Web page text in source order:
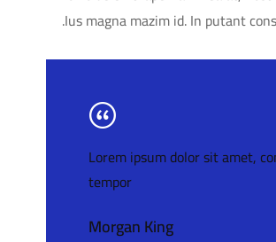
Ius magna mazim id. In putant
Lorem ipsum dolor sit amet,
tempor
Morgan King